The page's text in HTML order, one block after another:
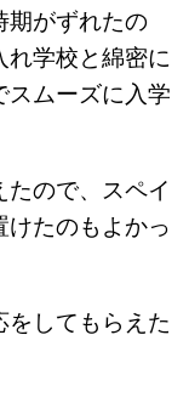
期がずれたの
れ学校と綿密に
スムーズに入学
ので、スペイ
けたのもよかっ
をしてもらえた